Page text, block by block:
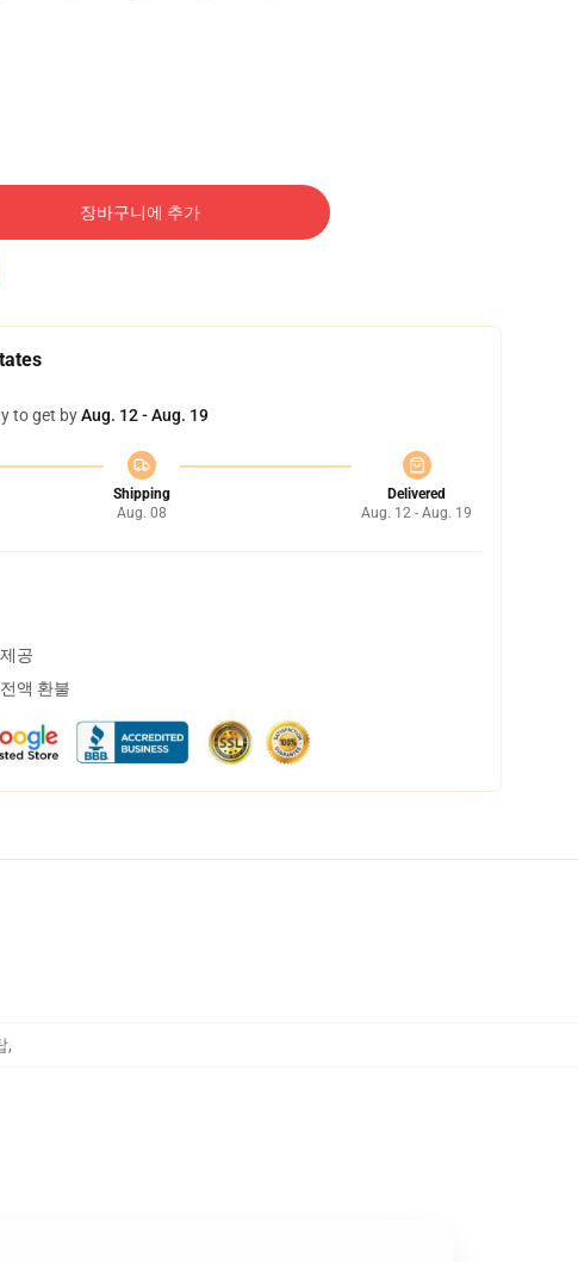
장바구니에 추가
to get byAug. 12 - Aug. 19
Shipping
Aug. 08
Delivered
Aug. 12 - Aug. 19
공
액 환불
,